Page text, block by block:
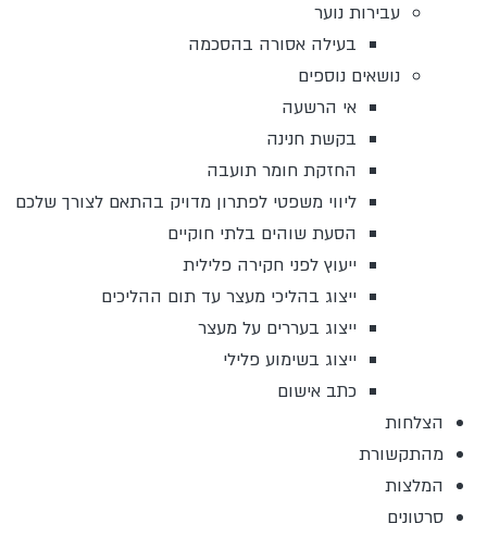
עבירות נוער
בעילה אסורה בהסכמה
נושאים נוספים
אי הרשעה
בקשת חנינה
החזקת חומר תועבה
ליווי משפטי לפתרון מדויק בהתאם לצורך שלכם
הסעת שוהים בלתי חוקיים
ייעוץ לפני חקירה פלילית
ייצוג בהליכי מעצר עד תום ההליכים
ייצוג בעררים על מעצר
ייצוג בשימוע פלילי
כתב אישום
הצלחות
מהתקשורת
המלצות
סרטונים